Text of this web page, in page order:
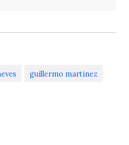
guillermo martinez